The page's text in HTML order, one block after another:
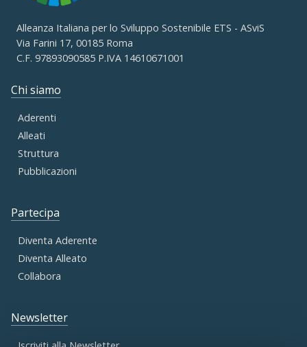
Alleanza Italiana per lo Sviluppo Sostenibile ETS - ASviS
Via Farini 17, 00185 Roma
C.F. 97893090585 P.IVA 14610671001
Chi siamo
Aderenti
Alleati
Struttura
Pubblicazioni
Partecipa
Diventa Aderente
Diventa Alleato
Collabora
Newsletter